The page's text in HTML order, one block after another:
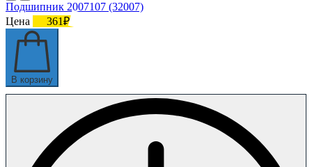
Подшипник 2007107 (32007)
Цена
361₽
В корзину